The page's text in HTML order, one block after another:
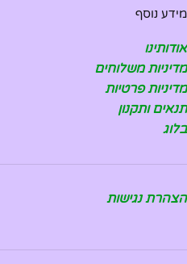
מידע נוסף
אודותינו
מדיניות משלוחים
מדיניות פרטיות
תנאים ותקנון
בלוג
הצהרת נגישות